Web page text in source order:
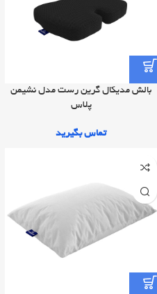
بالش مدیکال گرین رست مدل نشیمن
پلاس
تماس بگیرید